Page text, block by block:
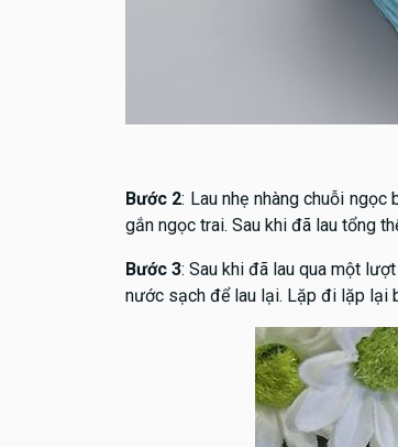
Bước 2: Lau nhẹ nhàng chuỗi
gắn ngọc trai. Sau khi đã lau tổng
Bước 3: Sau khi đã lau qua một
nước sạch để lau lại. Lặp đi lặp lại